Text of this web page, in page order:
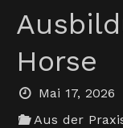
Horse
Mai 17, 2026
Aus der